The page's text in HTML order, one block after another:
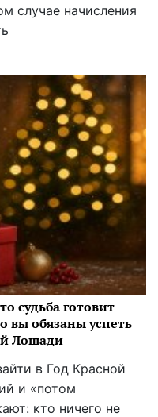
случае начисления
судьба готовит
вы обязаны успеть
Лошади
в Год Красной
и «потом
кто ничего не